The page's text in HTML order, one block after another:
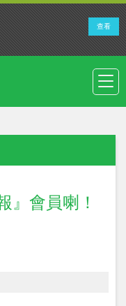
』會員喇！